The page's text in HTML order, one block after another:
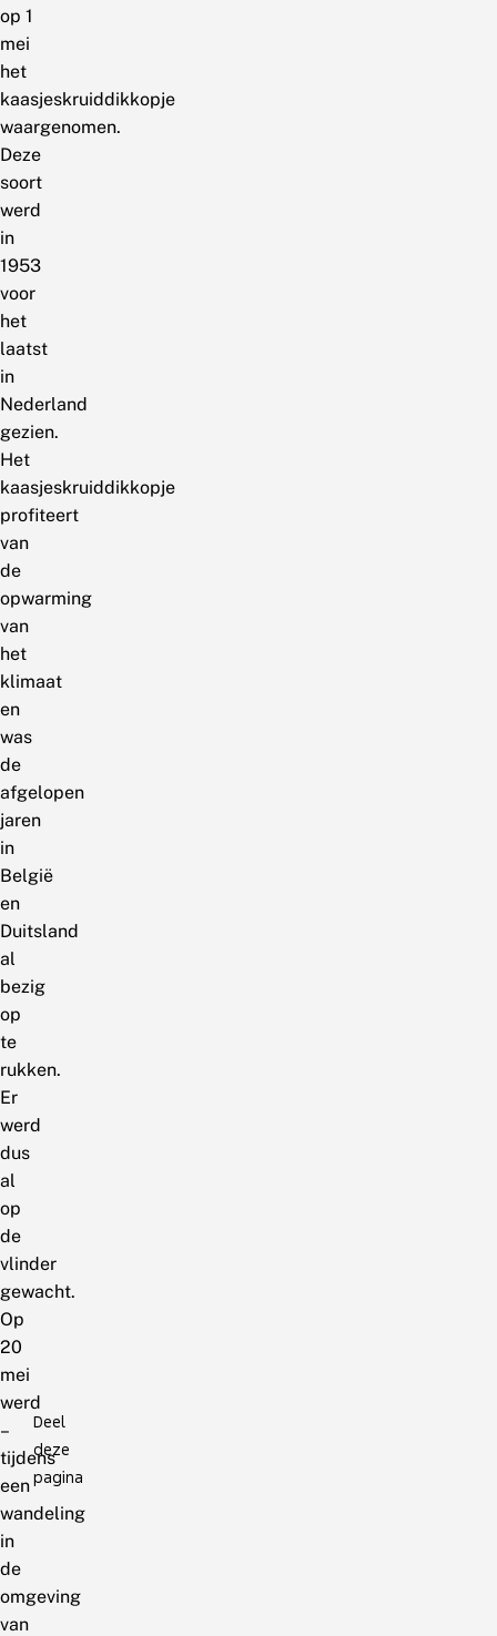
op 1
mei
het
kaasjeskruiddikkopje
waargenomen.
Deze
soort
werd
in
1953
voor
het
laatst
in
Nederland
gezien.
Het
kaasjeskruiddikkopje
profiteert
van
de
opwarming
van
het
klimaat
en
was
de
afgelopen
jaren
in
België
en
Duitsland
al
bezig
op
te
rukken.
Er
werd
dus
al
op
de
vlinder
gewacht.
Op
20
mei
werd
–
tijdens
een
wandeling
in
de
omgeving
van
Deel
deze
pagina